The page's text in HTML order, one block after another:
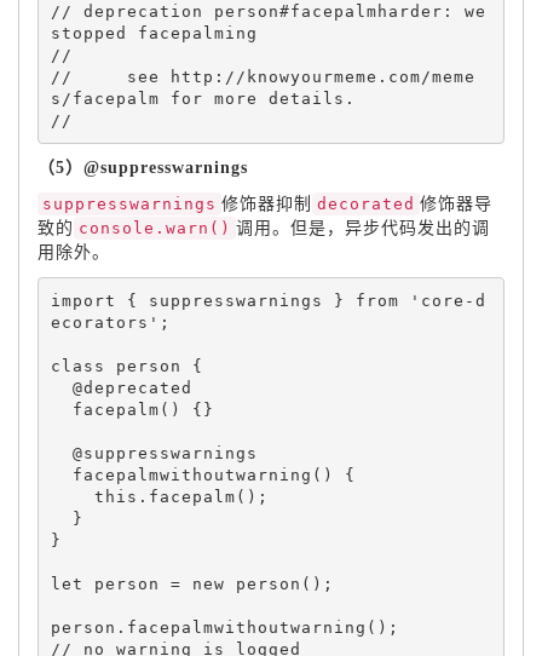
// deprecation person#facepalmharder: we
//     see http://knowyourmeme.com/meme
（5）@suppresswarnings
suppresswarnings 修饰器抑制 decorated 修饰器导
致的 console.warn() 调用。但是，异步代码发出的调
用除外。
import { suppresswarnings } from
'core-d
ecorators' ;
class person
{
facepalm ( ) { }
facepalmwithoutwarning ( )
{
this . facepalm ( ) ;
}
}
let person = new person ( ) ;
person . facepalmwithoutwarning ( ) ;